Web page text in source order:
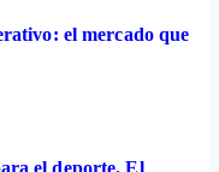
el mercado que
el deporte. El